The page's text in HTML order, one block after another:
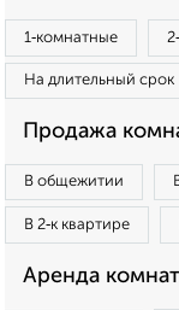
1‑комнатные
На длительный срок
Продажа
В общежитии
В 2‑к квартире
Аренда